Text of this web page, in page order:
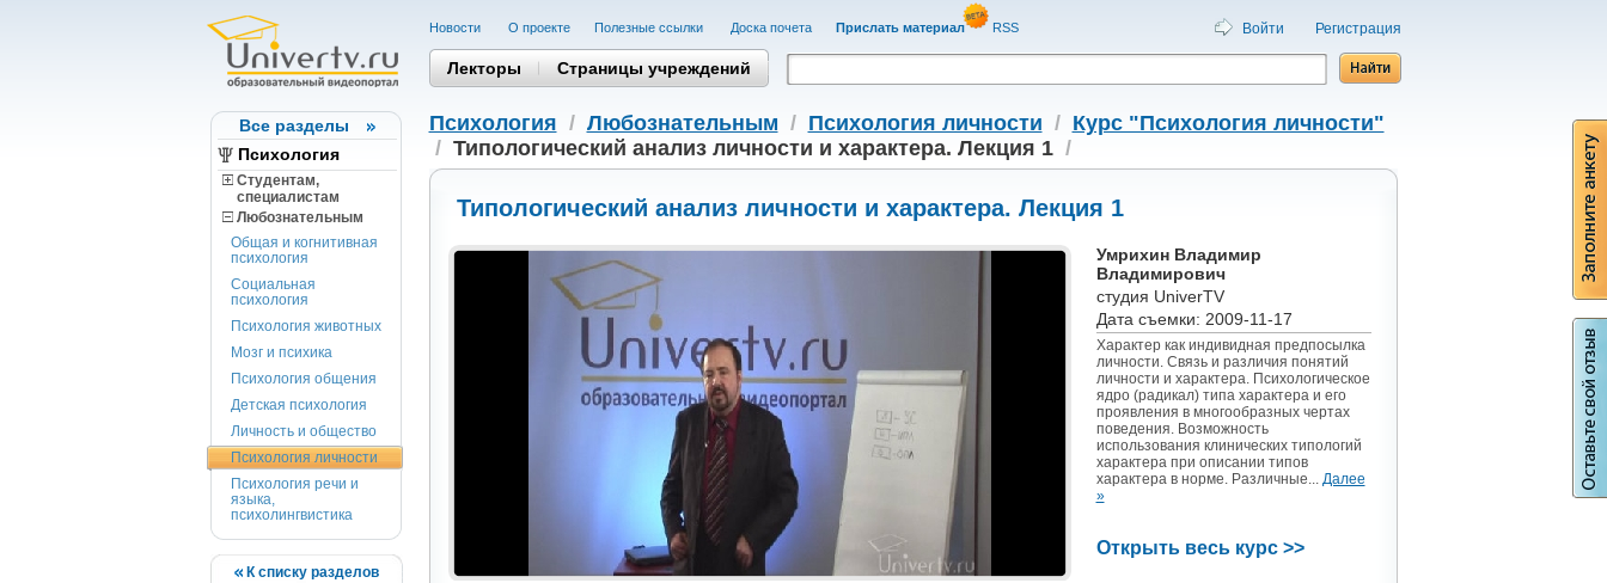
Все разделы
Психология
Студентам,
cпециалистам
Любознательным
Общая и когнитивная
психология
Социальная
психология
Психология животных
Мозг и психика
Психология общения
Детская психология
Личность и общество
Психология личности
Психология речи и
языка,
психолингвистика
К списку разделов
Новости О проекте Полезные cсылки Доска почета Прислать материал RSS Войти Регистрация
Лекторы Страницы учреждений
Психология / Любознательным / Психология личности / Курс "Психология личности"
/ Типологический анализ личности и характера. Лекция 1/
Типологический анализ личности и характера. Лекция 1
Умрихин Владимир
Владимирович
студия UniverTV
Дата съемки: 2009-11-17
Характер как индивидная предпосылка
личности. Связь и различия понятий
личности и характера. Психологическое
ядро (радикал) типа характера и его
проявления в многообразных чертах
поведения. Возможность
использования клинических типологий
характера при описании типов
характера в норме. Различные... Далее
»
Открыть весь курс >>